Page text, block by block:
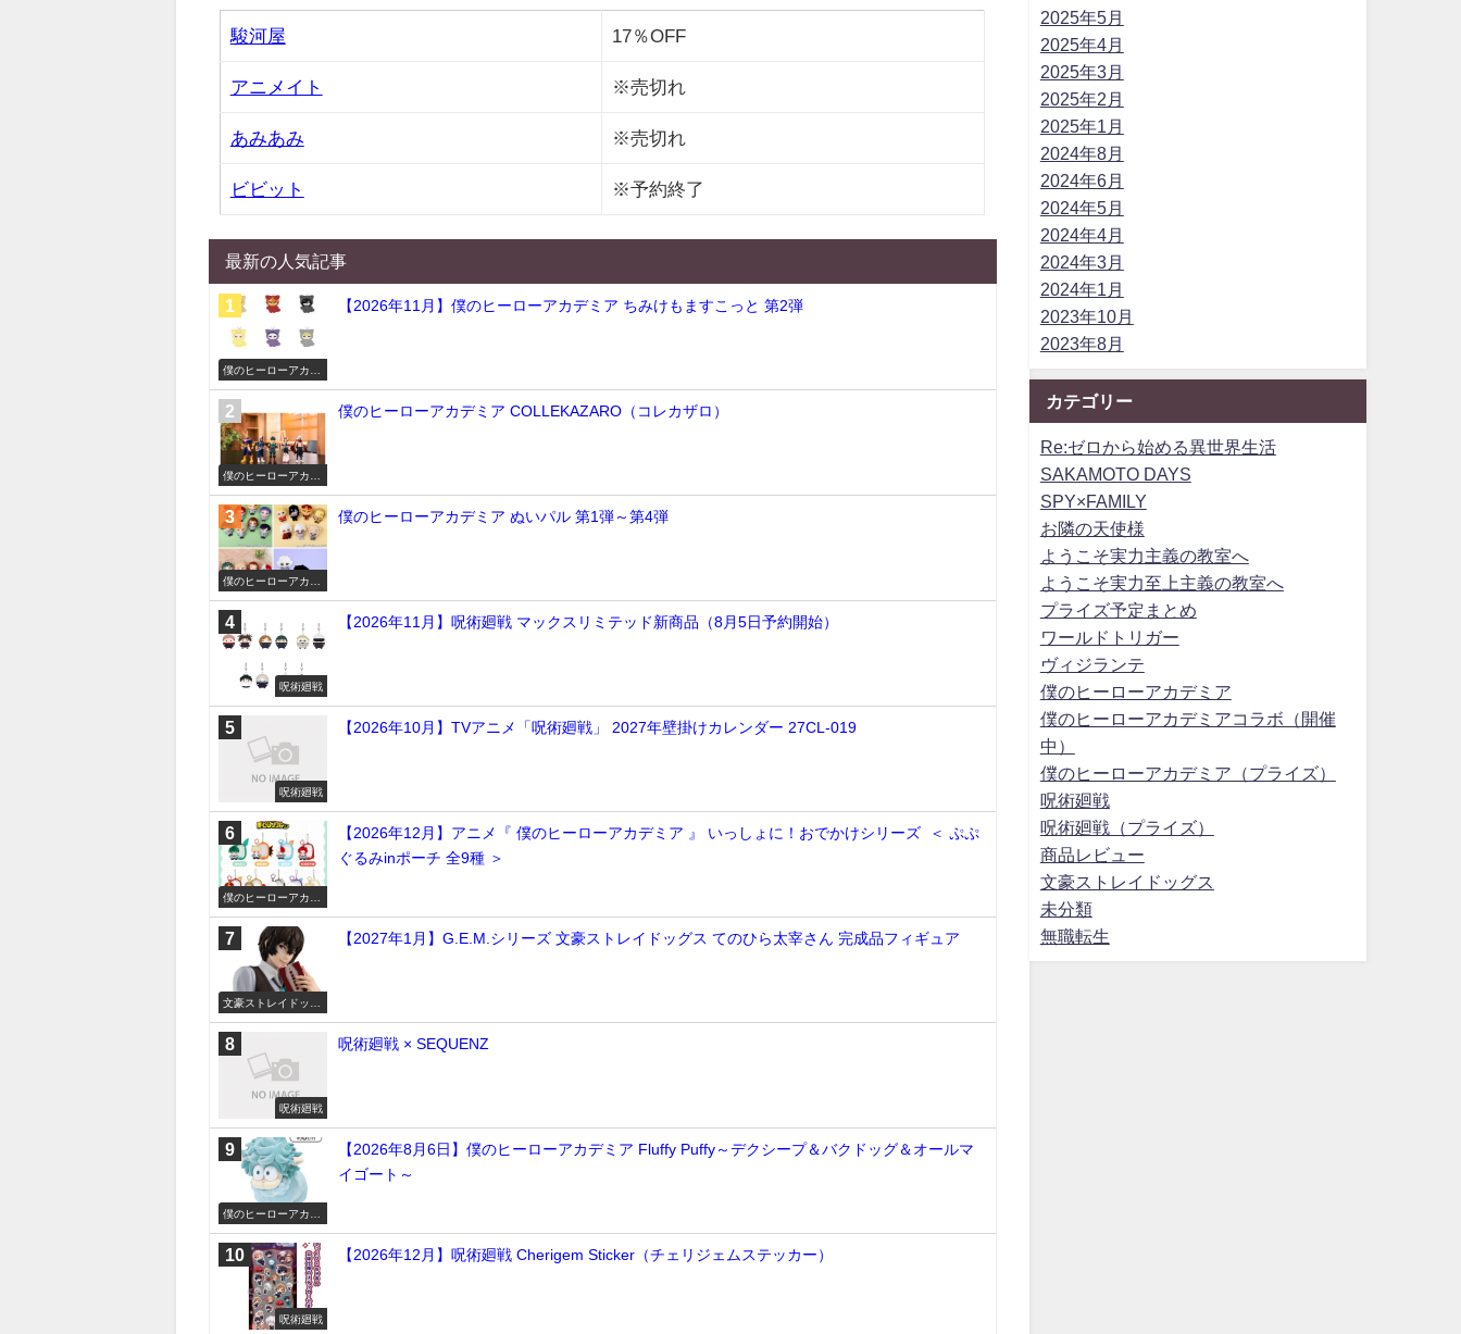
駿河屋 17％OFF
アニメイト ※売切れ
あみあみ ※売切れ
ビビット ※予約終了
最新の人気記事
僕のヒーローアカデ
【2026年11月】僕のヒーローアカデミア ちみけもますこっと 第2弾
僕のヒーローアカデ
僕のヒーローアカデミア COLLEKAZARO（コレカザロ）
僕のヒーローアカデ
僕のヒーローアカデミア ぬいパル 第1弾～第4弾
呪術廻戦
【2026年11月】呪術廻戦 マックスリミテッド新商品（8月5日予約開始）
呪術廻戦
【2026年10月】TVアニメ「呪術廻戦」 2027年壁掛けカレンダー 27CL-019
僕のヒーローアカデ
【2026年12月】アニメ『 僕のヒーローアカデミア 』 いっしょに！おでかけシリーズ ＜ ぷぷ
ぐるみinポーチ 全9種 ＞
文豪ストレイドッグ
【2027年1月】G.E.M.シリーズ 文豪ストレイドッグス てのひら太宰さん 完成品フィギュア
呪術廻戦
呪術廻戦 × SEQUENZ
僕のヒーローアカデ
【2026年8月6日】僕のヒーローアカデミア Fluffy Puffy～デクシープ＆バクドッグ＆オールマ
イゴート～
呪術廻戦
【2026年12月】呪術廻戦 Cherigem Sticker（チェリジェムステッカー）
2025年5月
2025年4月
2025年3月
2025年2月
2025年1月
2024年8月
2024年6月
2024年5月
2024年4月
2024年3月
2024年1月
2023年10月
2023年8月
カテゴリー
Re:ゼロから始める異世界生活
SAKAMOTO DAYS
SPY×FAMILY
お隣の天使様
ようこそ実力主義の教室へ
ようこそ実力至上主義の教室へ
プライズ予定まとめ
ワールドトリガー
ヴィジランテ
僕のヒーローアカデミア
僕のヒーローアカデミアコラボ（開催
中）
僕のヒーローアカデミア（プライズ）
呪術廻戦
呪術廻戦（プライズ）
商品レビュー
文豪ストレイドッグス
未分類
無職転生